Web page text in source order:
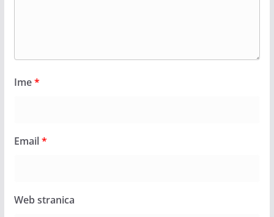
Ime*
Email*
Web stranica